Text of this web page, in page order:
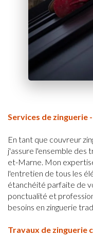
Services de zinguerie
En tant que couvreur
j'assure l'ensemble des
et-Marne. Mon
l'entretien de tous les
étanchéité parfaite de
ponctualité et
besoins en zinguerie
Travaux de zinguerie